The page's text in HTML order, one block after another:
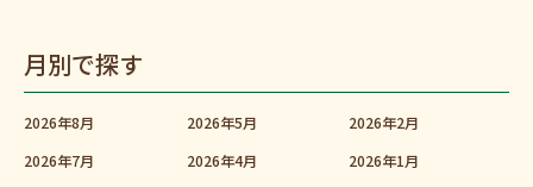
月別で探す
2026年8月
2026年7月
2026年5月
2026年4月
2026年2月
2026年1月